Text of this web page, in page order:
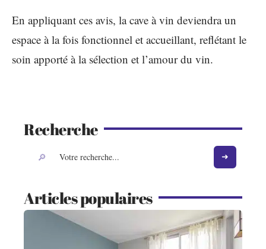
En appliquant ces avis, la cave à vin deviendra un
espace à la fois fonctionnel et accueillant, reflétant le
soin apporté à la sélection et l’amour du vin.
Recherche
Articles populaires